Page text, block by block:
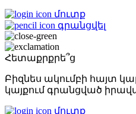
մուտք
գրանցվել
Հետաքրքրե՞ց
Բիզնես ակումբի հայտ
կայքում գրանցված
մուտք